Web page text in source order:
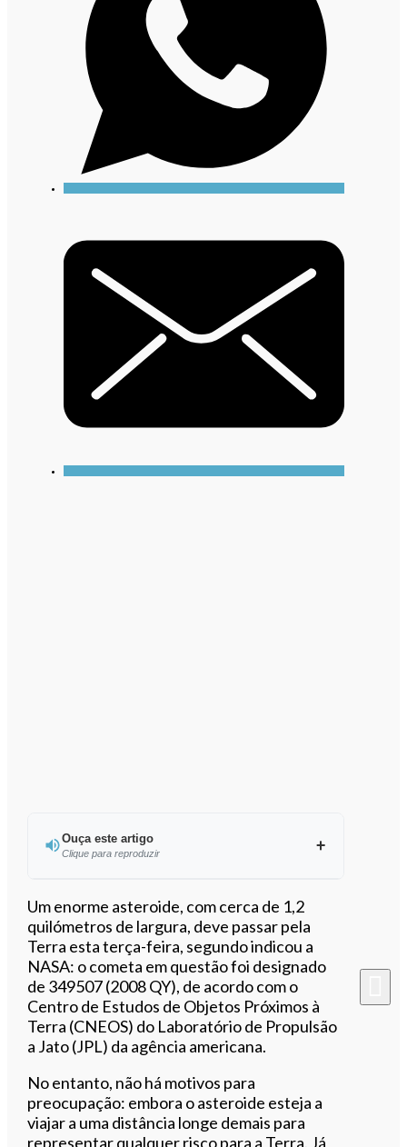
Ouça este artigo
Clique para reproduzir
Ouvir este artigo
Um enorme asteroide, com cerca de 1,2
quilómetros de largura, deve passar pela
Terra esta terça-feira, segundo indicou a
NASA: o cometa em questão foi designado
de 349507 (2008 QY), de acordo com o
Centro de Estudos de Objetos Próximos à
Terra (CNEOS) do Laboratório de Propulsão
a Jato (JPL) da agência americana.
No entanto, não há motivos para
preocupação: embora o asteroide esteja a
viajar a uma distância longe demais para
representar qualquer risco para a Terra. Já